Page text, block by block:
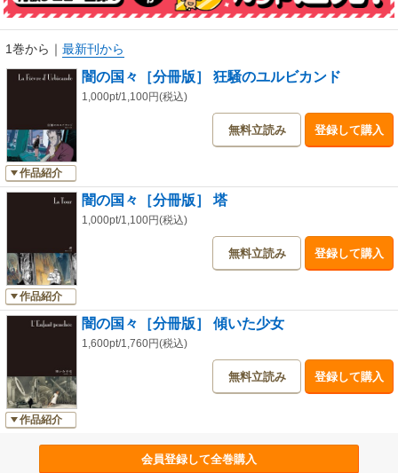
1巻から ｜ 最新刊から
作品紹介
闇の国々［分冊版］ 狂騒のユルビカンド
1,000pt/1,100円(税込)
無料立読み 登録して購入
作品紹介
闇の国々［分冊版］ 塔
1,000pt/1,100円(税込)
無料立読み 登録して購入
作品紹介
闇の国々［分冊版］ 傾いた少女
1,600pt/1,760円(税込)
無料立読み 登録して購入
会員登録して全巻購入